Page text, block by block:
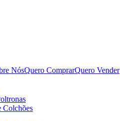
NósQuero ComprarQuero Vender
Colchões